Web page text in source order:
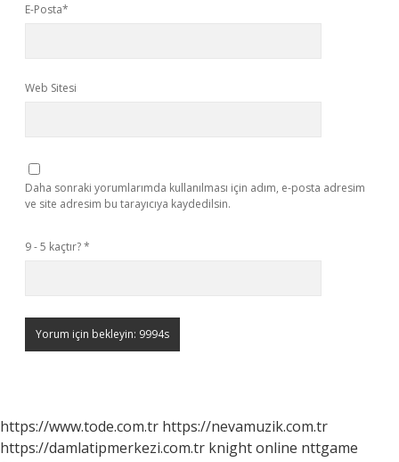
E-Posta*
Web Sitesi
Daha sonraki yorumlarımda kullanılması için adım, e-posta adresim
ve site adresim bu tarayıcıya kaydedilsin.
9 - 5 kaçtır?*
https://www.tode.com.tr https://nevamuzik.com.tr
https://damlatipmerkezi.com.tr knight online nttgame